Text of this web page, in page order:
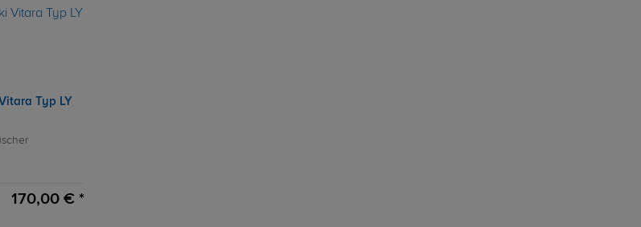
Typ LY
170,00 € *